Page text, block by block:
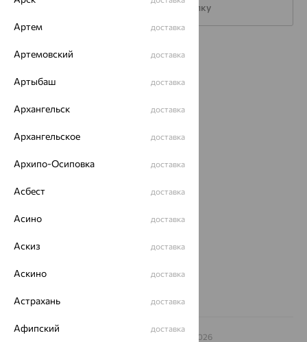
Подписаться на рассылку
Каталог
Акции
Магазины
Покупателям
ул. Зегеля, 27/2
8 (800) 250-02-30
© ООО «Ювелирный дом «Кристалл»,
– 2026
Артем доставка
Артемовский доставка
Артыбаш доставка
Архангельск доставка
Архангельское доставка
Архипо-Осиповка доставка
Асбест доставка
Асино доставка
Аскиз доставка
Аскино доставка
Астрахань доставка
Афипский доставка